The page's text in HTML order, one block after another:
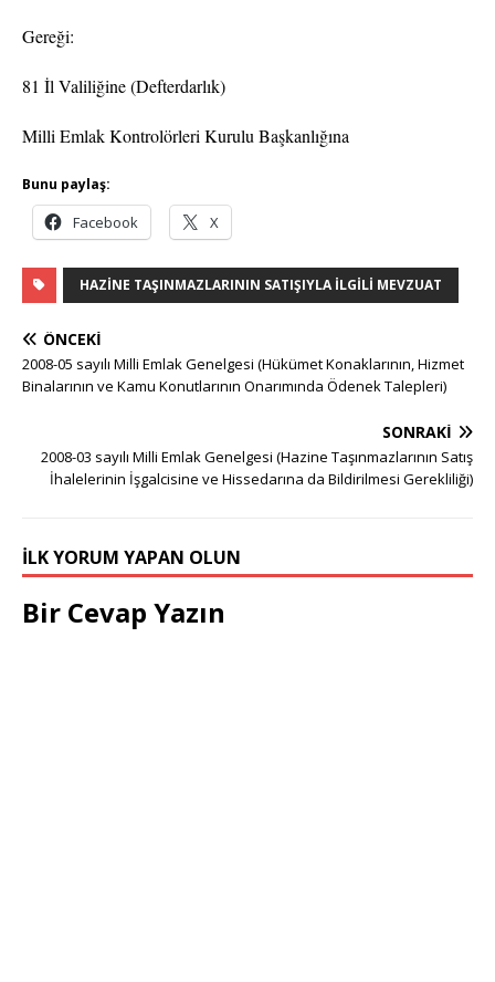
Gereği:
81 İl Valiliğine (Defterdarlık)
Milli Emlak Kontrolörleri Kurulu Başkanlığına
Bunu paylaş:
Facebook X
HAZINE TAŞINMAZLARININ SATIŞIYLA İLGILI MEVZUAT
ÖNCEKI
2008-05 sayılı Milli Emlak Genelgesi (Hükümet Konaklarının, Hizmet
Binalarının ve Kamu Konutlarının Onarımında Ödenek Talepleri)
SONRAKI
2008-03 sayılı Milli Emlak Genelgesi (Hazine Taşınmazlarının Satış
İhalelerinin İşgalcisine ve Hissedarına da Bildirilmesi Gerekliliği)
İLK YORUM YAPAN OLUN
Bir Cevap Yazın